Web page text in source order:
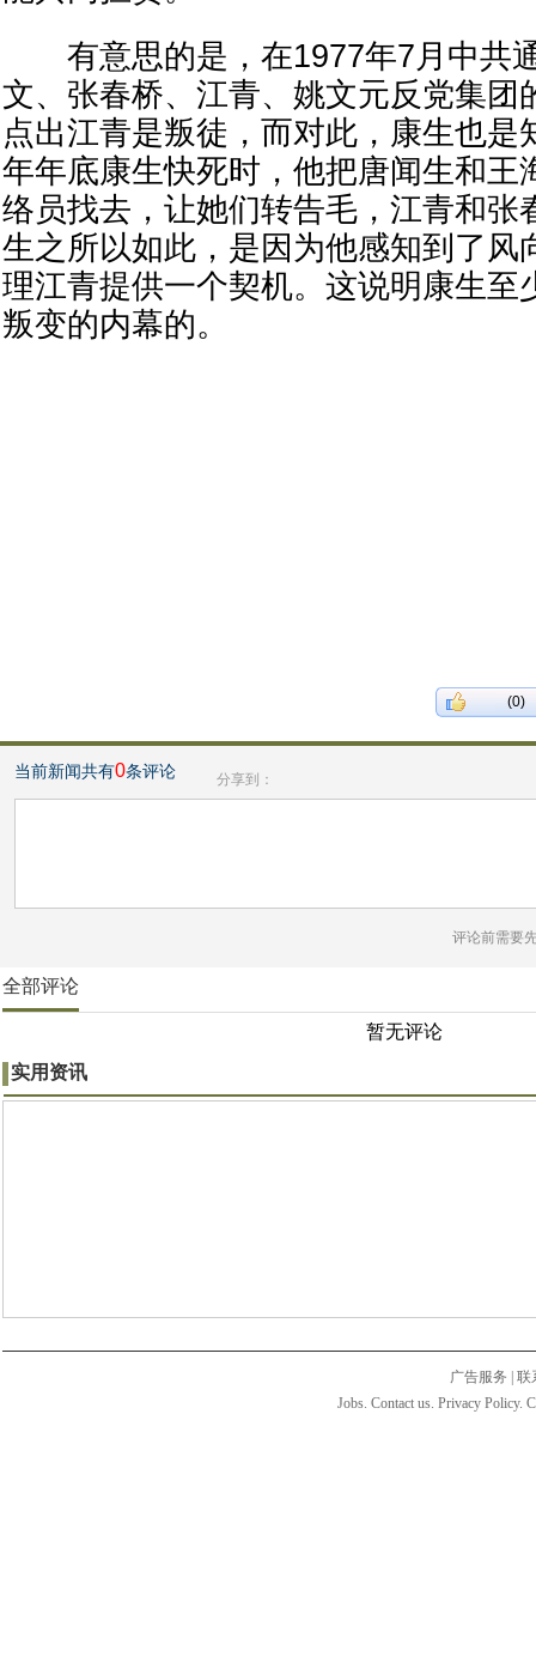
有意思的是，在1977年7月中共
文、张春桥、江青、姚文元反党集团
点出江青是叛徒，而对此，康生也是
年年底康生快死时，他把唐闻生和王
络员找去，让她们转告毛，江青和张
生之所以如此，是因为他感知到了风
理江青提供一个契机。这说明康生至
叛变的内幕的。
(0)
当前新闻共有0条评论 分享到：
评论前需要
全部评论
暂无评论
实用资讯
广告服务
联
Jobs. Contact us. Privacy Policy.